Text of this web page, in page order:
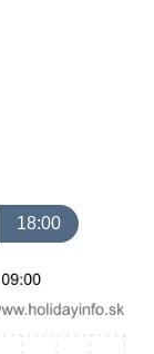
18:00